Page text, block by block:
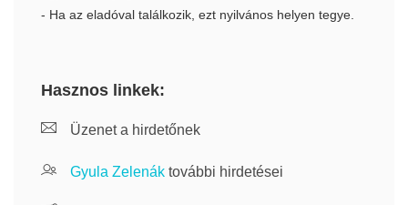
- Ha az eladóval találkozik, ezt nyilvános helyen tegye.
Hasznos linkek:
Üzenet a hirdetőnek
Gyula Zelenák további hirdetései